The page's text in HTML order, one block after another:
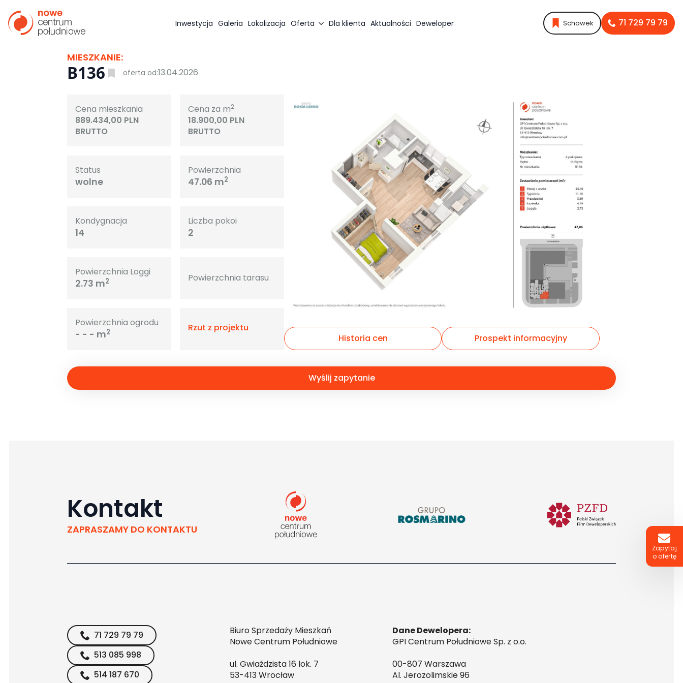
Inwestycja Galeria Lokalizacja Oferta Dla klienta Aktualności Deweloper Schowek 71 729 79 79
Zapytaj
o ofertę
MIESZKANIE:
B136 oferta od:13.04.2026
Cena mieszkania
889.434,00 PLN
BRUTTO
Cena za m2
18.900,00 PLN
BRUTTO
Status
wolne
Powierzchnia
47.06 m2
Kondygnacja
14
Liczba pokoi
2
Powierzchnia Loggi
2.73 m2 Powierzchnia tarasu
Powierzchnia ogrodu
- - - m2
Rzut z projektu
Historia cen
Prospekt informacyjny
Wyślij zapytanie
Kontakt
ZAPRASZAMY DO KONTAKTU
71 729 79 79
513 085 998
514 187 670
Biuro Sprzedaży Mieszkań
Nowe Centrum Południowe
ul. Gwiaździsta 16 lok. 7
53-413 Wrocław
Dane Dewelopera:
GPI Centrum Południowe Sp. z o.o.
00-807 Warszawa
Al. Jerozolimskie 96